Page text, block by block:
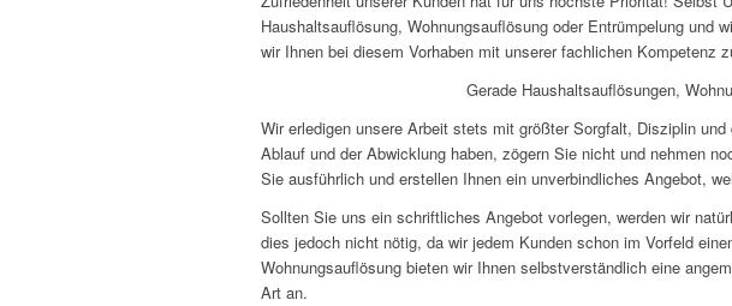
Haushaltsauflösung, Wohnungsauflösung oder Entrümpelung
wir Ihnen bei diesem Vorhaben mit unserer fachlichen Kompetenz
Gerade Haushaltsauflösungen,
Wir erledigen unsere Arbeit stets mit größter Sorgfalt, Disziplin
Ablauf und der Abwicklung haben, zögern Sie nicht und nehmen
Sie ausführlich und erstellen Ihnen ein unverbindliches Angebot,
Sollten Sie uns ein schriftliches Angebot vorlegen, werden wir
dies jedoch nicht nötig, da wir jedem Kunden schon im Vorfeld
Wohnungsauflösung bieten wir Ihnen selbstverständlich eine
Art an.